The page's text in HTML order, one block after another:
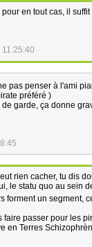
pour en tout cas, il
pas penser à l'ami
préféré )
garde, ça donne
rien cacher, tu dis
le statu quo au sein
forment un segment,
faire passer pour les
en Terres